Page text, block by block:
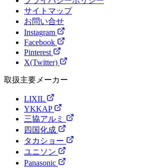
サイトマップ
お問い合せ
Instagram
Facebook
Pinterest
X(Twitter)
取扱主要メーカー
LIXIL
YKKAP
三協アルミ
四国化成
タカショー
ユニソン
Panasonic